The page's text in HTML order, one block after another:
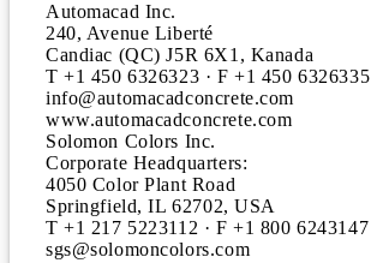
Automacad Inc.
240, Avenue Liberté
Candiac (QC) J5R 6X1, Kanada
T +1 450 6326323 · F +1 450 6326335
info@automacadconcrete.com
www.automacadconcrete.com
Solomon Colors Inc.
Corporate Headquarters:
4050 Color Plant Road
Springfield, IL 62702, USA
T +1 217 5223112 · F +1 800 6243147
sgs@solomoncolors.com